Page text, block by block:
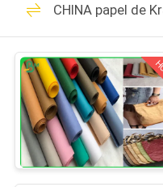
CASA
PRODUCTOS
SOBRE
NOSOTROS
Papel
CHINA papel de